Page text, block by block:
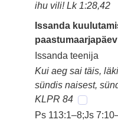
ihu vili! Lk 1:28,42
Issanda
paastumaarjapäev
Issanda teenija
Kui aeg sai täis,
sündis naisest,
KLPR 84
Ps 113:1–8;Js